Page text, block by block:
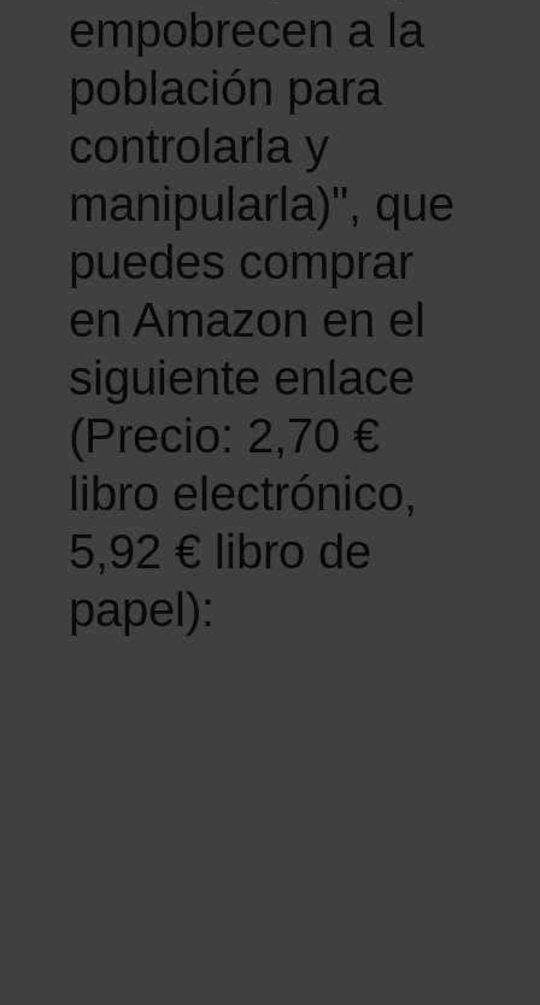
empobrecen a la
población para
controlarla y
manipularla)", que
puedes comprar
en Amazon en el
siguiente enlace
(Precio: 2,70 €
libro electrónico,
5,92 € libro de
papel):